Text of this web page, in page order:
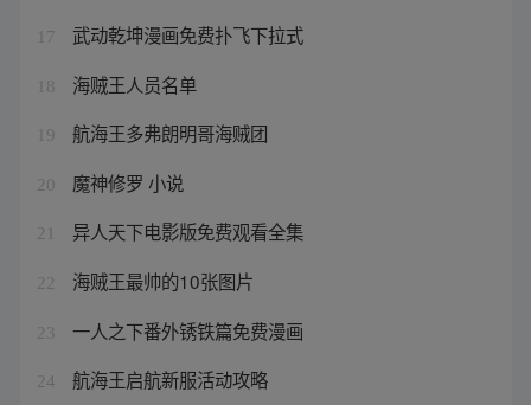
17 武动乾坤漫画免费扑飞下拉式
18 海贼王人员名单
19 航海王多弗朗明哥海贼团
20 魔神修罗 小说
21 异人天下电影版免费观看全集
22 海贼王最帅的10张图片
23 一人之下番外锈铁篇免费漫画
24 航海王启航新服活动攻略